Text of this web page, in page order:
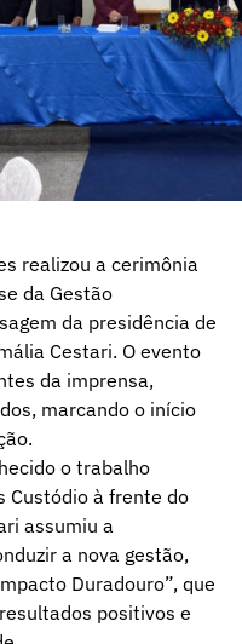
realizou a cerimônia
da Gestão
da presidência de
Cestari. O evento
da imprensa,
marcando o início
o trabalho
Custódio à frente do
assumiu a
a nova gestão,
Duradouro”, que
positivos e